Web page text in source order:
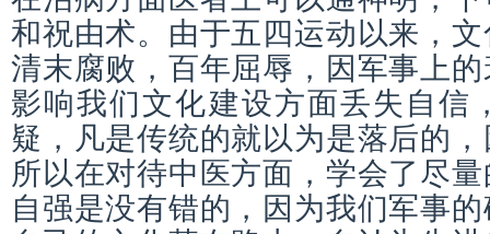
和祝由术。由于五四运动以来，
清末腐败，百年屈辱，因军事上
影响我们文化建设方面丢失自信
疑，凡是传统的就以为是落后的
所以在对待中医方面，学会了尽
自强是没有错的，因为我们军事